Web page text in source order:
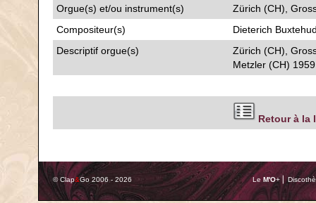
Orgue(s) et/ou instrument(s)
Zürich (CH),
Compositeur(s)
Dieterich
Descriptif orgue(s)
Zürich (CH),
Metzler (CH)
Retour à la
© Clap&Go 2006 - 2026 Le M'O+ ⎢